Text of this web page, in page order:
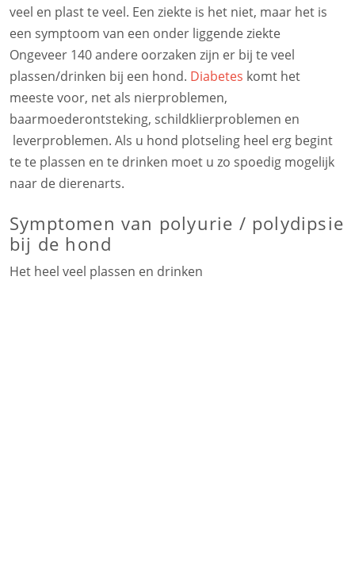
veel en plast te veel. Een ziekte is het niet, maar het is
een symptoom van een onder liggende ziekte
Ongeveer 140 andere oorzaken zijn er bij te veel
plassen/drinken bij een hond. Diabetes komt het
meeste voor, net als nierproblemen,
baarmoederontsteking, schildklierproblemen en
leverproblemen. Als u hond plotseling heel erg begint
te te plassen en te drinken moet u zo spoedig mogelijk
naar de dierenarts.
Symptomen van polyurie / polydipsie
bij de hond
Het heel veel plassen en drinken